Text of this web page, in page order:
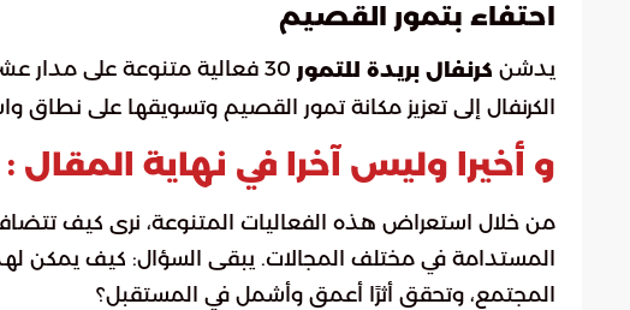
احتفاء بتمور القصيم
يدشن كرنفال بريدة للتمور
30 فعالية متنوعة على مدار
الكرنفال إلى تعزيز مكانة تمور القصيم وتسويقها على نطاق
و أخيرا وليس آخرا في نهاية المقال :
من خلال استعراض هذه الفعاليات المتنوعة، نرى كيف
المستدامة في مختلف المجالات. يبقى السؤال: كيف يمكن
المجتمع، وتحقق أثرًا أعمق وأشمل في المستقبل؟